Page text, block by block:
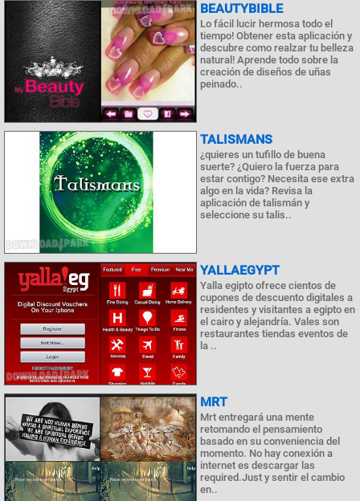
BEAUTYBIBLE
Lo fácil lucir hermosa todo el
tiempo! Obtener esta aplicación y
descubre como realzar tu belleza
natural! Aprende todo sobre la
creación de diseños de uñas
peinado..
TALISMANS
¿quieres un tufillo de buena
suerte? ¿Quiero la fuerza para
estar contigo? Necesita ese extra
algo en la vida? Revisa la
aplicación de talismán y
seleccione su talis..
YALLAEGYPT
Yalla egipto ofrece cientos de
cupones de descuento digitales a
residentes y visitantes a egipto en
el cairo y alejandría. Vales son
restaurantes tiendas eventos de
la ..
MRT
Mrt entregará una mente
retomando el pensamiento
basado en su conveniencia del
momento. No hay conexión a
internet es descargar las
required.Just y sentir el cambio
en..